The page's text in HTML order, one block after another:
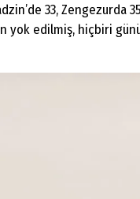
33, Zengezurda
yok edilmiş, hiçbiri